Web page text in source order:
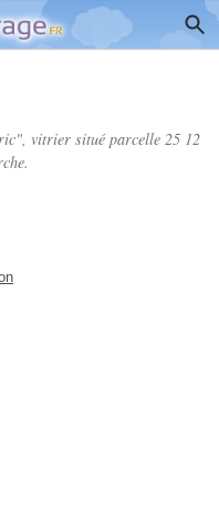
vitrier situé parcelle 25 12